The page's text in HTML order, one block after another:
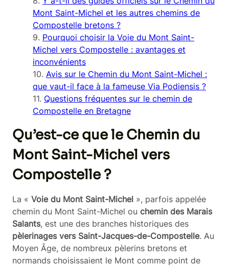
Mont Saint-Michel et les autres chemins de
Compostelle bretons ?
Pourquoi choisir la Voie du Mont Saint-
Michel vers Compostelle : avantages et
inconvénients
Avis sur le Chemin du Mont Saint-Michel :
que vaut-il face à la fameuse Via Podiensis ?
Questions fréquentes sur le chemin de
Compostelle en Bretagne
Qu’est-ce que le Chemin du
Mont Saint-Michel vers
Compostelle ?
La « Voie du Mont Saint-Michel », parfois appelée
chemin du Mont Saint-Michel ou chemin des Marais
Salants, est une des branches historiques des
pèlerinages vers Saint-Jacques-de-Compostelle. Au
Moyen Âge, de nombreux pèlerins bretons et
normands choisissaient le Mont comme point de